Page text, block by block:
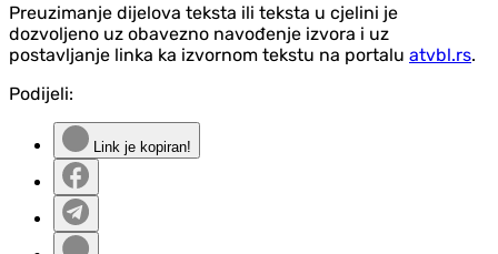
Preuzimanje dijelova teksta ili teksta u cjelini je
dozvoljeno uz obavezno navođenje izvora i uz
postavljanje linka ka izvornom tekstu na portalu atvbl.rs.
Podijeli:
Link je kopiran!